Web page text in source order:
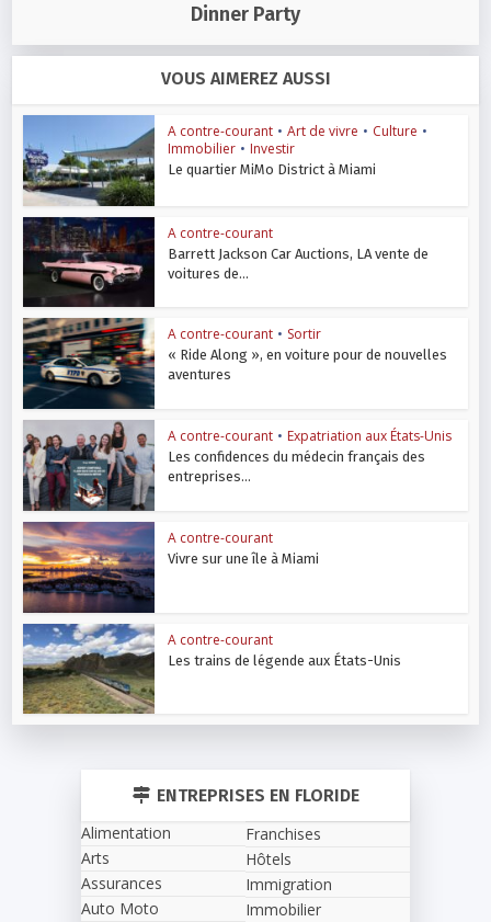
Dinner Party
VOUS AIMEREZ AUSSI
A contre-courant • Art de vivre • Culture •
Immobilier • Investir
Le quartier MiMo District à Miami
A contre-courant
Barrett Jackson Car Auctions, LA vente de
voitures de...
A contre-courant • Sortir
« Ride Along », en voiture pour de nouvelles
aventures
A contre-courant • Expatriation aux États-Unis
Les confidences du médecin français des
entreprises...
A contre-courant
Vivre sur une île à Miami
A contre-courant
Les trains de légende aux États-Unis
ENTREPRISES EN FLORIDE
Alimentation
Arts
Assurances
Auto Moto
Franchises
Hôtels
Immigration
Immobilier